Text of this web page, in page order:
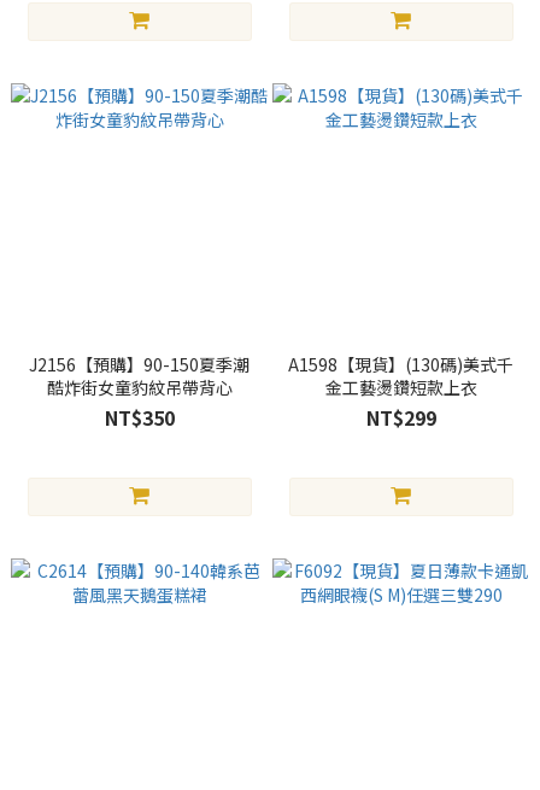
J2156【預購】90-150夏季潮
酷炸街女童豹紋吊帶背心
NT$350
A1598【現貨】(130碼)美式千
金工藝燙鑽短款上衣
NT$299